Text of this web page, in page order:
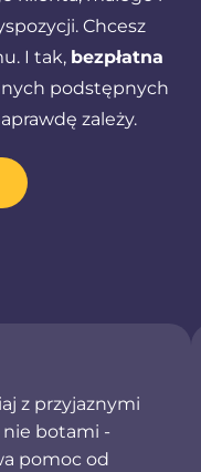
Chcesz
I tak, bezpłatna
podstępnych
zależy.
z przyjaznymi
nie botami -
pomoc od